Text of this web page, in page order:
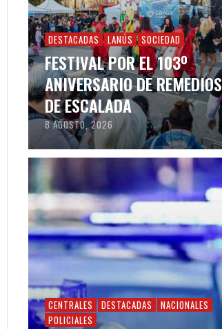
DESTACADAS LANÚS SOCIEDAD
FESTIVAL POR EL 103º
ANIVERSARIO DE REMEDIOS
DE ESCALADA
8 AGOSTO, 2026
CENTRALES DESTACADAS
NACIONALES
POLICIALES